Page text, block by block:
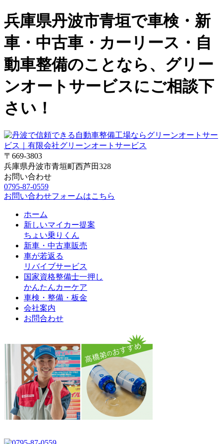
兵庫県丹波市青垣で車検・新
車・中古車・カーリース・自
動車整備のことなら、グリー
ンオートサービスにご相談下
さい！
〒669-3803
兵庫県丹波市青垣町西芦田328
お問い合わせ
0795-87-0559
お問い合わせフォームはこちら
ホーム
新しいマイカー提案
ちょい乗りくん
新車・中古車販売
車が若返る
リバイブサービス
国家資格整備士一押し
かんたんカーケア
車検・整備・板金
会社案内
お問合わせ